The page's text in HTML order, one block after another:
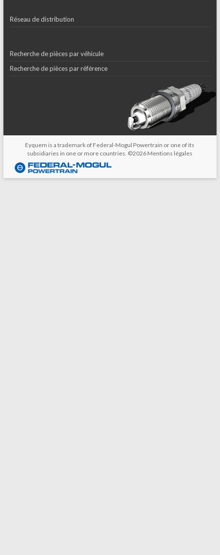
Réseau de distribution
Recherche de pièces par véhicule
Recherche de pièces par référence
Eyquem is a trademark of Federal-Mogul Powertrain or one of its
subsidiaries in one or more countries. ©2026 Mentions légales